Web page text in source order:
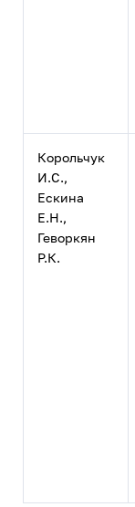
Корольчук
И.С.,
Ескина
Е.Н.,
Геворкян
Р.К.